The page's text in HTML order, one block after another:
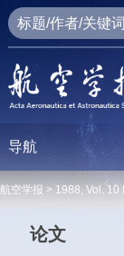
导航
航空学报 > 1988, Vol. 10
论文